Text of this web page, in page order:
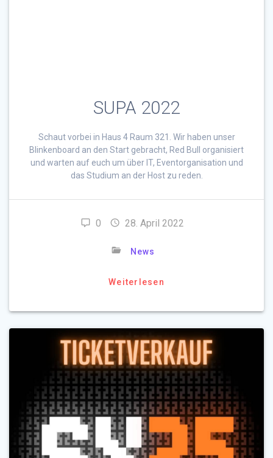
SUPA 2022
Schaut vorbei in Haus 4 Raum 321. Wir haben unser
Blinkenboard an den Start gebracht, Red Bull organisiert
und warten auf euch um über IT, Eventorganisation und
das Studium an der Host zu reden.
0 28. April 2022
News
Weiterlesen